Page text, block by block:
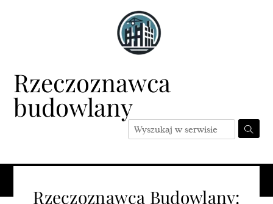
Rzeczoznawca
budowlany
Rzeczoznawca Budowlany: